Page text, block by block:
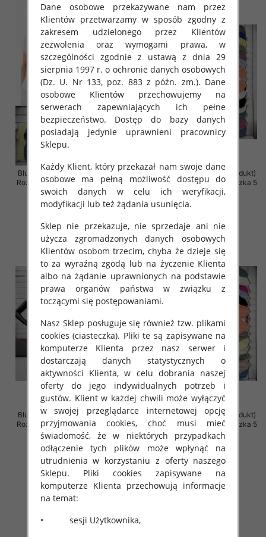
Bluzki damskie (Włoskie produkt)
Roz Standard, Mix Kolor Paczka 5
szt
29.00 zł
szczegóły
Bluzki damskie (Włoskie produkt)
Roz Standard, Mix Kolor Paczka 5
szt
29.00 zł
szczegóły
Bluzki damskie (Włoskie produkt)
Roz Standard, Mix Kolor Paczka 5
szt
29.00 zł
szczegóły
Bluzki damskie (Włoskie produkt)
Roz Standard, Mix Kolor Paczka 5
szt
26.00 zł
szczegóły
Dane osobowe przekazywane nam przez
Klientów przetwarzamy w sposób zgodny z
zakresem udzielonego przez Klientów
zezwolenia oraz wymogami prawa, w
szczególności zgodnie z ustawą z dnia 29
sierpnia 1997 r. o ochronie danych osobowych
(Dz. U. Nr 133, poz. 883 z późn. zm.). Dane
osobowe Klientów przechowujemy na
serwerach zapewniających ich pełne
bezpieczeństwo. Dostęp do bazy danych
posiadają jedynie uprawnieni pracownicy
Sklepu.
Każdy Klient, który przekazał nam swoje dane
osobowe ma pełną możliwość dostępu do
swoich danych w celu ich weryfikacji,
modyfikacji lub też żądania usunięcia.
Sklep nie przekazuje, nie sprzedaje ani nie
użycza zgromadzonych danych osobowych
Klientów osobom trzecim, chyba że dzieje się
to za wyraźną zgodą lub na życzenie Klienta
albo na żądanie uprawnionych na podstawie
prawa organów państwa w związku z
toczącymi się postępowaniami.
Nasz Sklep posługuje się również tzw. plikami
cookies (ciasteczka). Pliki te są zapisywane na
komputerze Klienta przez nasz serwer i
dostarczają danych statystycznych o
aktywności Klienta, w celu dobrania naszej
oferty do jego indywidualnych potrzeb i
gustów. Klient w każdej chwili może wyłączyć
w swojej przeglądarce internetowej opcję
przyjmowania cookies, choć musi mieć
świadomość, że w niektórych przypadkach
odłączenie tych plików może wpłynąć na
utrudnienia w korzystaniu z oferty naszego
Sklepu. Pliki cookies zapisywane na
komputerze Klienta przechowują informacje
na temat:
• sesji Użytkownika,